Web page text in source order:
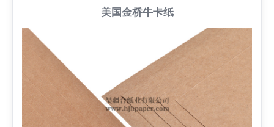
美国金桥牛卡纸